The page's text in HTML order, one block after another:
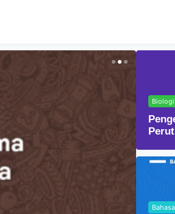
Biologi